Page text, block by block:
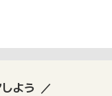
よう